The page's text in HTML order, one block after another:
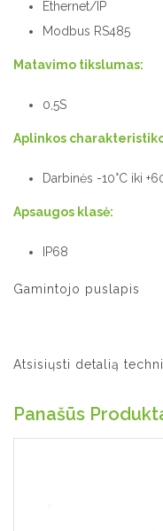
Ethernet/IP
Modbus RS485
Matavimo tikslumas:
0,5S
Aplinkos
Darbinės -10°C iki
Apsaugos klasė:
IP68
Gamintojo puslapis
Atsisiųsti detalią
Panašūs